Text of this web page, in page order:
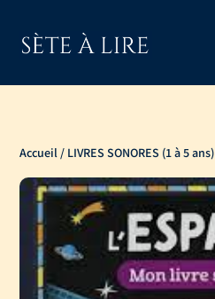
Accueil / LIVRES SONORES (1 à 5 ans)